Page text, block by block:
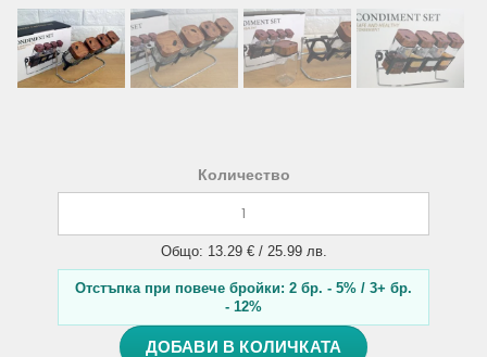
Количество
Общо: 13.29 € / 25.99 лв.
Отстъпка при повече бройки: 2 бр. - 5% / 3+ бр.
- 12%
ДОБАВИ В КОЛИЧКАТА